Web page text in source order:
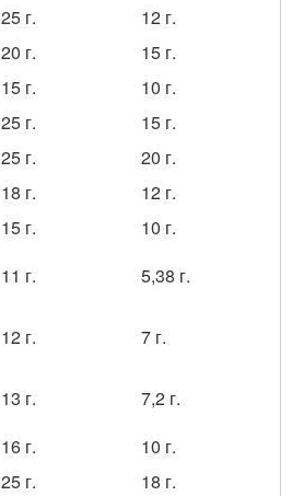
25 г.
12 г.
20 г.
15 г.
15 г.
10 г.
25 г.
15 г.
25 г.
20 г.
18 г.
12 г.
15 г.
10 г.
11 г.
5,38 г.
12 г.
7 г.
13 г.
7,2 г.
16 г.
10 г.
25 г.
18 г.